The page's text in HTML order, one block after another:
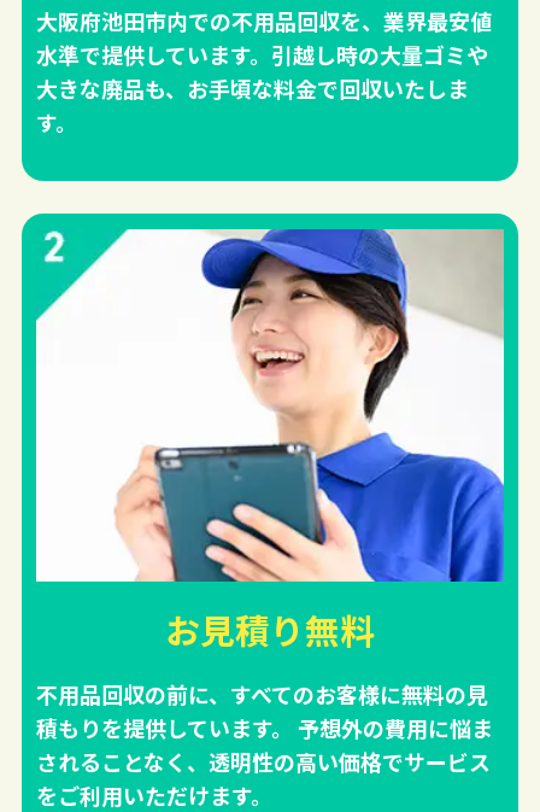
大阪府池田市内での不用品回収を、業界最安値
水準で提供しています。引越し時の大量ゴミや
大きな廃品も、お手頃な料金で回収いたしま
す。
お見積り無料
不用品回収の前に、すべてのお客様に無料の見
積もりを提供しています。 予想外の費用に悩ま
されることなく、透明性の高い価格でサービス
をご利用いただけます。